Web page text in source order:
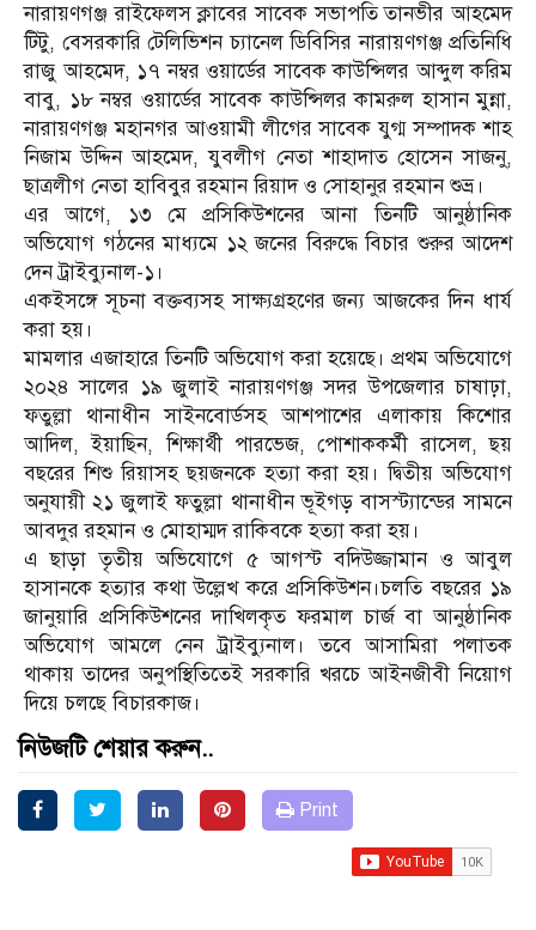
নারায়ণগঞ্জ রাইফেলস ক্লাবের সাবেক সভাপতি তানভীর আহমেদ
টিটু, বেসরকারি টেলিভিশন চ্যানেল ডিবিসির নারায়ণগঞ্জ প্রতিনিধি
রাজু আহমেদ, ১৭ নম্বর ওয়ার্ডের সাবেক কাউন্সিলর আব্দুল করিম
বাবু, ১৮ নম্বর ওয়ার্ডের সাবেক কাউন্সিলর কামরুল হাসান মুন্না,
নারায়ণগঞ্জ মহানগর আওয়ামী লীগের সাবেক যুগ্ম সম্পাদক শাহ
নিজাম উদ্দিন আহমেদ, যুবলীগ নেতা শাহাদাত হোসেন সাজনু,
ছাত্রলীগ নেতা হাবিবুর রহমান রিয়াদ ও সোহানুর রহমান শুভ্র।
এর আগে, ১৩ মে প্রসিকিউশনের আনা তিনটি আনুষ্ঠানিক
অভিযোগ গঠনের মাধ্যমে ১২ জনের বিরুদ্ধে বিচার শুরুর আদেশ
দেন ট্রাইব্যুনাল-১।
একইসঙ্গে সূচনা বক্তব্যসহ সাক্ষ্যগ্রহণের জন্য আজকের দিন ধার্য
করা হয়।
মামলার এজাহারে তিনটি অভিযোগ করা হয়েছে। প্রথম অভিযোগে
২০২৪ সালের ১৯ জুলাই নারায়ণগঞ্জ সদর উপজেলার চাষাঢ়া,
ফতুল্লা থানাধীন সাইনবোর্ডসহ আশপাশের এলাকায় কিশোর
আদিল, ইয়াছিন, শিক্ষার্থী পারভেজ, পোশাককর্মী রাসেল, ছয়
বছরের শিশু রিয়াসহ ছয়জনকে হত্যা করা হয়। দ্বিতীয় অভিযোগ
অনুযায়ী ২১ জুলাই ফতুল্লা থানাধীন ভূইগড় বাসস্ট্যান্ডের সামনে
আবদুর রহমান ও মোহাম্মদ রাকিবকে হত্যা করা হয়।
এ ছাড়া তৃতীয় অভিযোগে ৫ আগস্ট বদিউজ্জামান ও আবুল
হাসানকে হত্যার কথা উল্লেখ করে প্রসিকিউশন।চলতি বছরের ১৯
জানুয়ারি প্রসিকিউশনের দাখিলকৃত ফরমাল চার্জ বা আনুষ্ঠানিক
অভিযোগ আমলে নেন ট্রাইব্যুনাল। তবে আসামিরা পলাতক
থাকায় তাদের অনুপস্থিতিতেই সরকারি খরচে আইনজীবী নিয়োগ
দিয়ে চলছে বিচারকাজ।
নিউজটি শেয়ার করুন..
Print